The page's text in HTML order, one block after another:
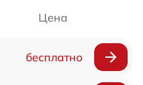
Цена
бесплатно